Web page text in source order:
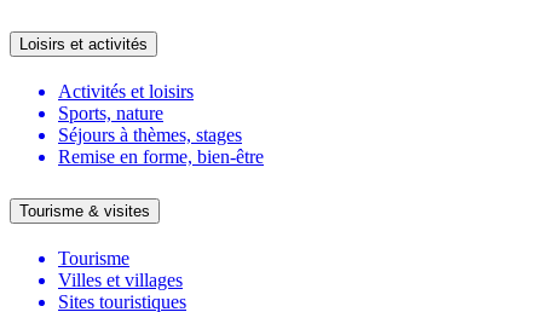
Loisirs et activités
Activités et loisirs
Sports, nature
Séjours à thèmes, stages
Remise en forme, bien-être
Tourisme & visites
Tourisme
Villes et villages
Sites touristiques